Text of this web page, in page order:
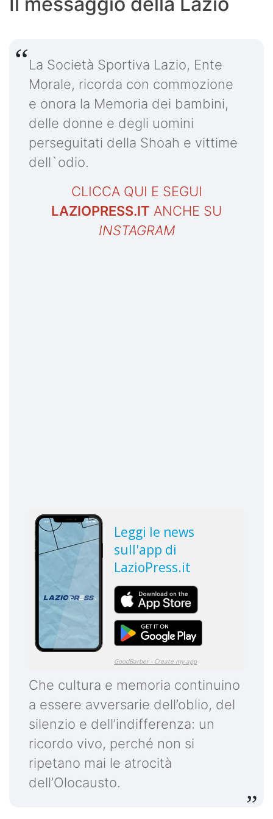
La Società Sportiva Lazio, Ente
Morale, ricorda con commozione
e onora la Memoria dei bambini,
delle donne e degli uomini
perseguitati della Shoah e vittime
dell`odio.
CLICCA QUI E SEGUI
LAZIOPRESS.IT ANCHE SU
INSTAGRAM
Che cultura e memoria continuino
a essere avversarie dell’oblio, del
silenzio e dell’indifferenza: un
ricordo vivo, perché non si
ripetano mai le atrocità
dell’Olocausto.